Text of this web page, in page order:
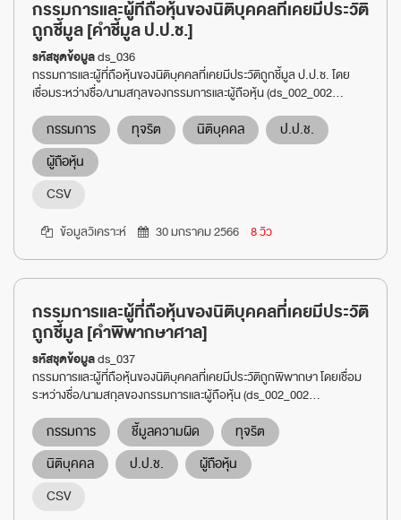
กรรมการและผู้ที่ถือหุ้นของนิติบุคคลที่เคยมีประวัติ
ถูกชี้มูล [คำชี้มูล ป.ป.ช.]
รหัสชุดข้อมูลds_036
กรรมการและผู้ที่ถือหุ้นของนิติบุคคลที่เคยมีประวัติถูกชี้มูล ป.ป.ช. โดย
เชื่อมระหว่างชื่อ/นามสกุลของกรรมการและผู้ถือหุ้น (ds_002_002...
กรรมการ ทุจริต นิติบุคคล
ป.ป.ช.
ผู้ถือหุ้น
CSV
ข้อมูลวิเคราะห์ 30 มกราคม 2566 8 วิว
กรรมการและผู้ที่ถือหุ้นของนิติบุคคลที่เคยมีประวัติ
ถูกชี้มูล [คำพิพากษาศาล]
รหัสชุดข้อมูลds_037
กรรมการและผู้ที่ถือหุ้นของนิติบุคคลที่เคยมีประวัติถูกพิพากษา โดยเชื่อม
ระหว่างชื่อ/นามสกุลของกรรมการและผู้ถือหุ้น (ds_002_002...
กรรมการ ชี้มูลความผิด
ทุจริต
นิติบุคคล
ป.ป.ช.
ผู้ถือหุ้น
CSV